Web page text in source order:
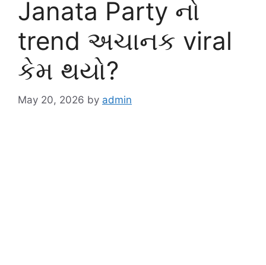
Janata Party નો
trend અચાનક viral
કેમ થયો?
May 20, 2026 by admin